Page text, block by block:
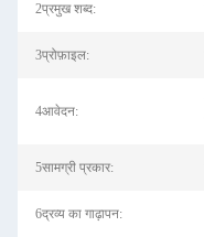
2प्रमुख शब्द:
3प्रोफ़ाइल:
4आवेदन:
5सामग्री प्रकार:
6द्रव्य का गाढ़ापन: